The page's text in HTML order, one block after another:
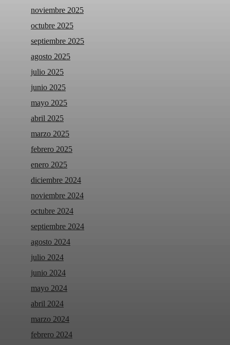
noviembre 2025
octubre 2025
septiembre 2025
agosto 2025
julio 2025
junio 2025
mayo 2025
abril 2025
marzo 2025
febrero 2025
enero 2025
diciembre 2024
noviembre 2024
octubre 2024
septiembre 2024
agosto 2024
julio 2024
junio 2024
mayo 2024
abril 2024
marzo 2024
febrero 2024